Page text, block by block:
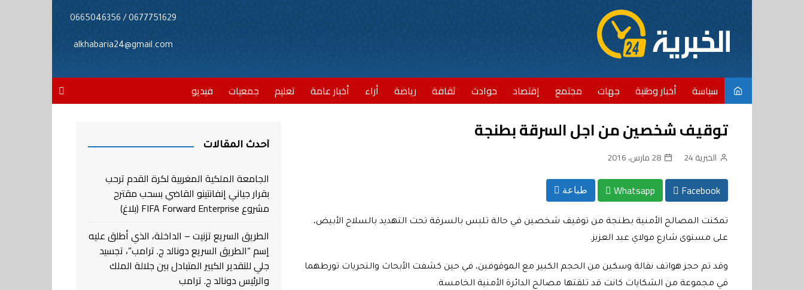
0677751629 / 0665046356
alkhabaria24@gmail.com
سياسة أخبار وطنية جهات مجتمع إقتصاد حوادث ثقافة رياضة أراء أخبار عامة تعليم جمعيات فيديو
توقيف شخصين من اجل السرقة بطنجة
الخبرية 24 28 مارس، 2016
Facebook
Whatsapp طباعة
تمكنت المصالح الأمنية بطنجة من توقيف شخصين في حالة تلبس بالسرقة تحت التهديد بالسلاح الأبيض،
على مستوى شارع مولاي عبد العزيز.
وقد تم حجز هواتف نقالة وسكين من الحجم الكبير مع الموقوفين، في حين كشفت الأبحاث والتحريات تورطهما
في مجموعة من الشكايات كانت قد تلقتها مصالح الدائرة الأمنية الخامسة.
أحدث المقالات
الجامعة الملكية المغربية لكرة القدم ترحب
بقرار جياني إنفانتينو القاضي بسحب مقترح
مشروع FIFA Forward Enterprise (بلاغ)
الطريق السريع تزنيت – الداخلة، الذي أطلق عليه
إسم “الطريق السريع دونالد ج. ترامب”، تجسيد
جلي للتقدير الكبير المتبادل بين جلالة الملك
والرئيس دونالد ج. ترامب